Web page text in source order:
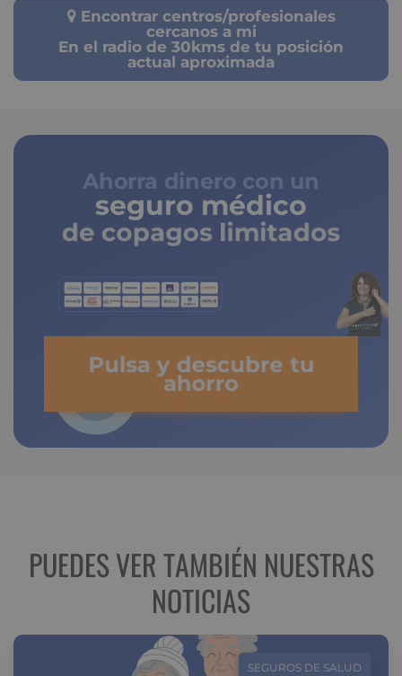
Encontrar centros/profesionales
cercanos a mi
En el radio de 30kms de tu posición
actual aproximada
Ahorra dinero con un
seguro médico
de copagos limitados
Pulsa y descubre tu
ahorro
PUEDES VER TAMBIÉN NUESTRAS
NOTICIAS
SEGUROS DE SALUD